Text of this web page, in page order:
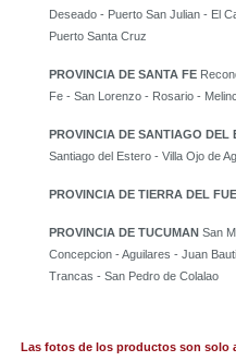
Deseado - Puerto San Julian - El
Puerto Santa Cruz
PROVINCIA DE SANTA FE
Fe - San Lorenzo - Rosario -
PROVINCIA DE SANTIAGO DEL
Santiago del Estero - Villa Ojo de
PROVINCIA DE TIERRA DEL
PROVINCIA DE TUCUMAN San
Concepcion - Aguilares - Juan
Trancas - San Pedro de Colalao
Las fotos de los productos son